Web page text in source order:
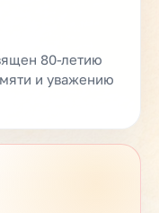
80-летию
и уважению